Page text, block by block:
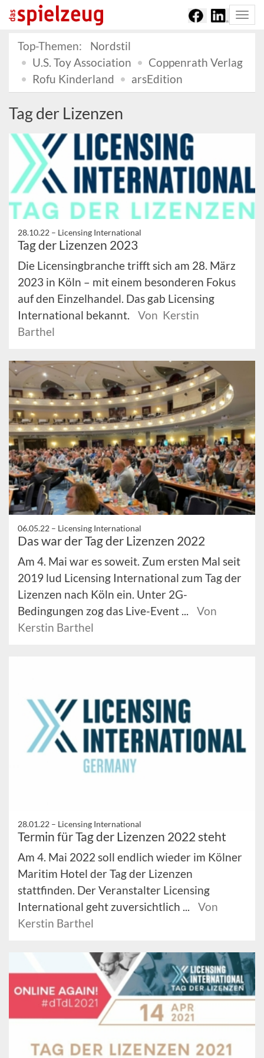
Top-Themen:
Nordstil
U.S. Toy Association
Coppenrath Verlag
Rofu Kinderland
arsEdition
Tag der Lizenzen
28.10.22 – Licensing International
Tag der Lizenzen 2023
Die Licensingbranche trifft sich am 28. März
2023 in Köln – mit einem besonderen Fokus
auf den Einzelhandel. Das gab Licensing
International bekannt.
Von Kerstin
Barthel
06.05.22 – Licensing International
Das war der Tag der Lizenzen 2022
Am 4. Mai war es soweit. Zum ersten Mal seit
2019 lud Licensing International zum Tag der
Lizenzen nach Köln ein. Unter 2G-
Bedingungen zog das Live-Event ...
Von
Kerstin Barthel
28.01.22 – Licensing International
Termin für Tag der Lizenzen 2022 steht
Am 4. Mai 2022 soll endlich wieder im Kölner
Maritim Hotel der Tag der Lizenzen
stattfinden. Der Veranstalter Licensing
International geht zuversichtlich ...
Von
Kerstin Barthel